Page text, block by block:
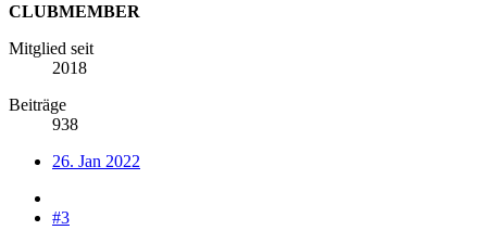
CLUBMEMBER
Mitglied seit
2018
Beiträge
938
26. Jan 2022
#3